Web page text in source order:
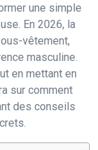
une simple
En 2026, la
vêtement,
masculine.
en mettant en
sur comment
des conseils